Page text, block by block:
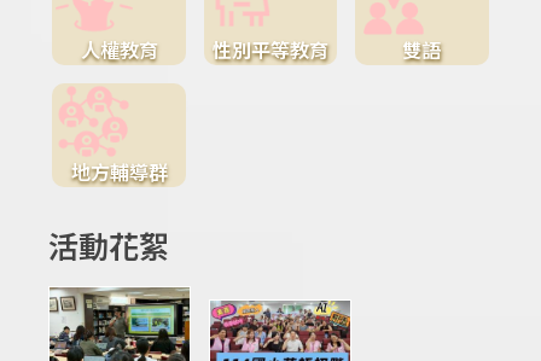
人權教育 性別平等教育 雙語
地方輔導群
活動花絮